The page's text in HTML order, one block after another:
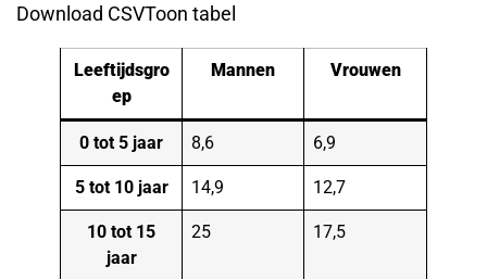
Download CSVToon tabel
Leeftijdsgro
ep
Mannen Vrouwen
0 tot 5 jaar 8,6 6,9
5 tot 10 jaar 14,9 12,7
10 tot 15
jaar
25 17,5